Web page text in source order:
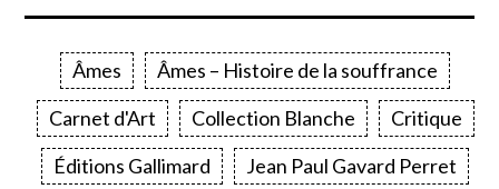
Âmes
Âmes – Histoire de la souffrance
Carnet d'Art
Collection Blanche
Critique
Éditions Gallimard
Jean Paul Gavard Perret